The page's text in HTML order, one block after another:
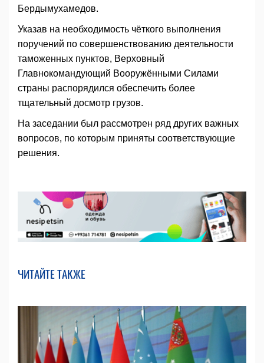
Бердымухамедов.
Указав на необходимость чёткого выполнения
поручений по совершенствованию деятельности
таможенных пунктов, Верховный
Главнокомандующий Вооружёнными Силами
страны распорядился обеспечить более
тщательный досмотр грузов.
На заседании был рассмотрен ряд других важных
вопросов, по которым приняты соответствующие
решения.
ЧИТАЙТЕ ТАКЖЕ